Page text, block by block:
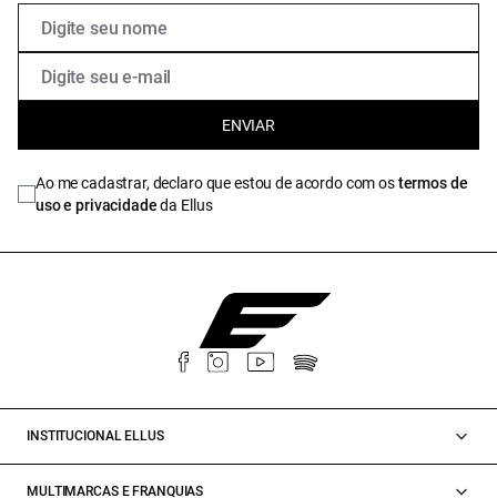
ENVIAR
Ao me cadastrar, declaro que estou de acordo com ostermos de
uso e privacidadeda Ellus
INSTITUCIONAL ELLUS
MULTIMARCAS E FRANQUIAS